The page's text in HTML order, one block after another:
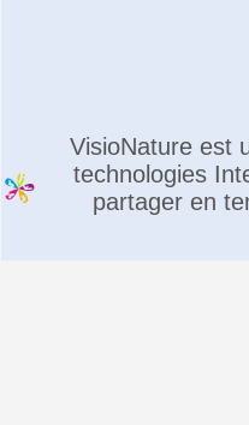
VisioNature est
technologies
partager en